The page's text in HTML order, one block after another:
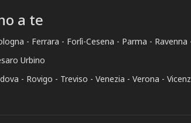
a te
Ferrara Forlì-Cesena Parma Ravenna
Urbino
Rovigo Treviso Venezia Verona